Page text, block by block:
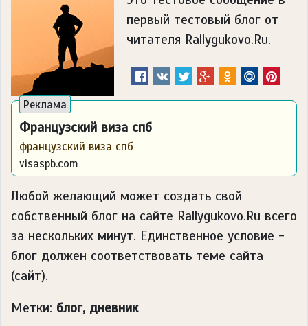
первый тестовый блог от
читателя Rallygukovo.Ru.
Французский виза спб
французский виза спб
visaspb.com
Любой желающий может создать свой
собственный блог на сайте Rallygukovo.Ru всего
за нескольких минут. Единственное условие -
блог должен соответствовать теме сайта
(сайт).
Метки: блог, дневник